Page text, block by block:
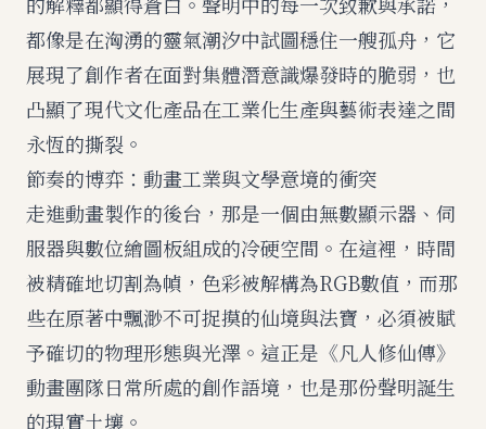
都像是在洶湧的靈氣潮汐中試圖穩住一艘孤舟，它
展現了創作者在面對集體潛意識爆發時的脆弱，也
凸顯了現代文化產品在工業化生產與藝術表達之間
永恆的撕裂。
節奏的博弈：動畫工業與文學意境的衝突
走進動畫製作的後台，那是一個由無數顯示器、伺
服器與數位繪圖板組成的冷硬空間。在這裡，時間
被精確地切割為幀，色彩被解構為RGB數值，而那
些在原著中飄渺不可捉摸的仙境與法寶，必須被賦
予確切的物理形態與光澤。這正是《凡人修仙傳》
動畫團隊日常所處的創作語境，也是那份聲明誕生
的現實土壤。